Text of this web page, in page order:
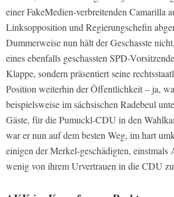
einer FakeMedien-verbreitenden Camarilla
Linksopposition und Regierungschefin
Dummerweise nun hält der Geschasste
eines ebenfalls geschassten SPD-
Klappe, sondern präsentiert seine
Position weiterhin der Öffentlichkeit – ja,
beispielsweise im sächsischen Radebeul
Gäste, für die Pumuckl-CDU in den
war er nun auf dem besten Weg, im hart
einigen der Merkel-geschädigten, einstmals
wenig von ihrem Urvertrauen in die CDU